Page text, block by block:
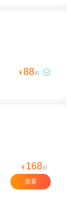
¥ 88起 
¥ 168起
查看